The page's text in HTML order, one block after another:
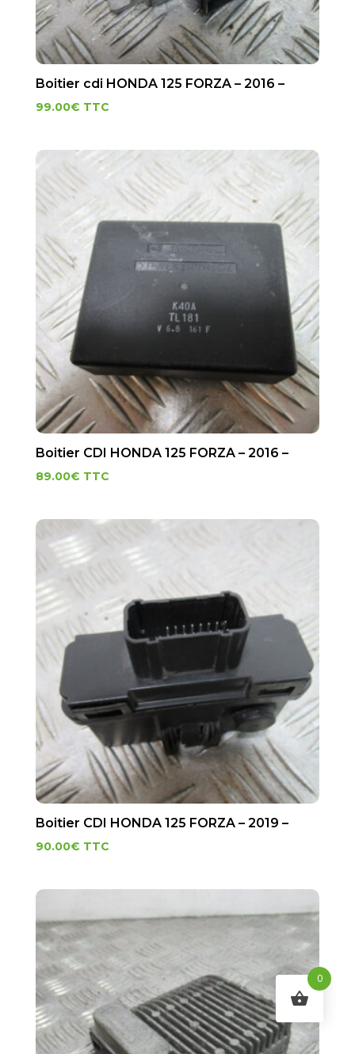
Boitier cdi HONDA 125 FORZA – 2016 –
99.00€ TTC
Boitier CDI HONDA 125 FORZA – 2016 –
89.00€ TTC
Boitier CDI HONDA 125 FORZA – 2019 –
90.00€ TTC
0